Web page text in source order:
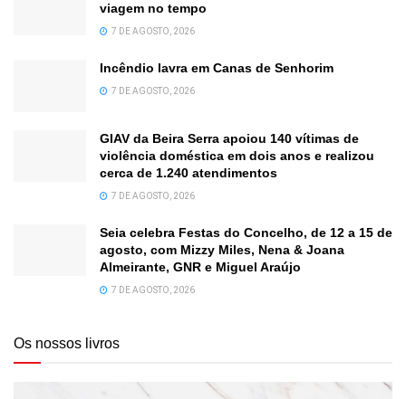
viagem no tempo
7 DE AGOSTO, 2026
Incêndio lavra em Canas de Senhorim
7 DE AGOSTO, 2026
GIAV da Beira Serra apoiou 140 vítimas de
violência doméstica em dois anos e realizou
cerca de 1.240 atendimentos
7 DE AGOSTO, 2026
Seia celebra Festas do Concelho, de 12 a 15 de
agosto, com Mizzy Miles, Nena & Joana
Almeirante, GNR e Miguel Araújo
7 DE AGOSTO, 2026
Os nossos livros